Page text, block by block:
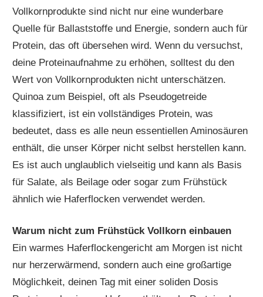
Vollkornprodukte sind nicht nur eine wunderbare
Quelle für Ballaststoffe und Energie, sondern auch für
Protein, das oft übersehen wird. Wenn du versuchst,
deine Proteinaufnahme zu erhöhen, solltest du den
Wert von Vollkornprodukten nicht unterschätzen.
Quinoa zum Beispiel, oft als Pseudogetreide
klassifiziert, ist ein vollständiges Protein, was
bedeutet, dass es alle neun essentiellen Aminosäuren
enthält, die unser Körper nicht selbst herstellen kann.
Es ist auch unglaublich vielseitig und kann als Basis
für Salate, als Beilage oder sogar zum Frühstück
ähnlich wie Haferflocken verwendet werden.
Warum nicht zum Frühstück Vollkorn einbauen
Ein warmes Haferflockengericht am Morgen ist nicht
nur herzerwärmend, sondern auch eine großartige
Möglichkeit, deinen Tag mit einer soliden Dosis